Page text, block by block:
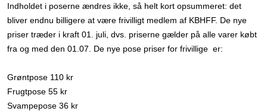
Indholdet i poserne ændres ikke, så helt kort opsummeret: det
bliver endnu billigere at være frivilligt medlem af KBHFF. De nye
priser træder i kraft 01. juli, dvs. priserne gælder på alle varer købt
fra og med den 01.07. De nye pose priser for frivillige er:
Grøntpose 110 kr
Frugtpose 55 kr
Svampepose 36 kr